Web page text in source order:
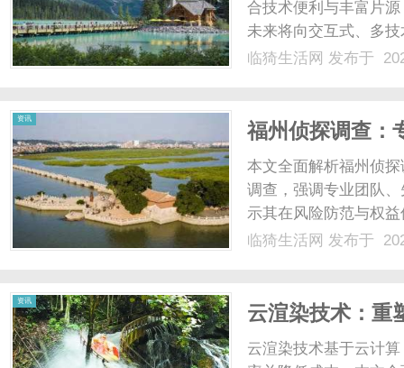
合技术便利与丰富片
未来将向交互式、多
临猗生活网 发布于
资讯
福州侦探调查：
本文全面解析福州侦
调查，强调专业团队
示其在风险防范与权
机遇。文章旨在帮助
临猗生活网 发布于
资讯
云渲染技术：重
云渲染技术基于云计